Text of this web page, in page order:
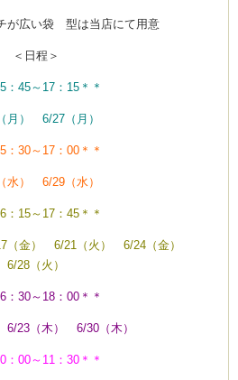
が広い袋 型は当店にて用意
＜日程＞
：45～17：15＊＊
月） 6/27（月）
：30～17：00＊＊
水） 6/29（水）
：15～17：45＊＊
（金） 6/21（火） 6/24（金）
6/28（火）
：30～18：00＊＊
23（木） 6/30（木）
：00～11：30＊＊